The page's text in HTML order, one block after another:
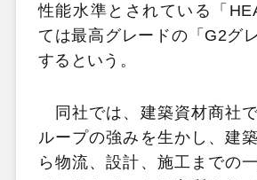
性能水準とされている「
ては最高グレードの「G2グ
するという。
同社では、建築資材商社
ループの強みを生かし、建
ら物流、設計、施工までの